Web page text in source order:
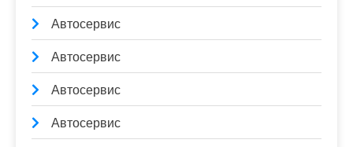
Автосервис
Автосервис
Автосервис
Автосервис